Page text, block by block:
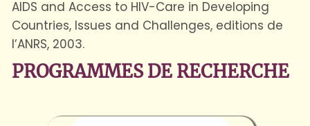
AIDS and Access to HIV-Care in Developing
Countries, Issues and Challenges, editions de
l’ANRS, 2003.
PROGRAMMES DE RECHERCHE